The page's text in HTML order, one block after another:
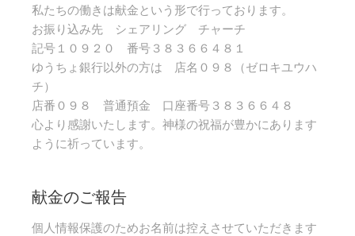
私たちの働きは献金という形で行っております。
お振り込み先 シェアリング チャーチ
記号１０９２０ 番号３８３６６４８１
ゆうちょ銀行以外の方は 店名０９８（ゼロキユウハ
チ）
店番０９８ 普通預金 口座番号３８３６６４８
心より感謝いたします。神様の祝福が豊かにあります
ように祈っています。
献金のご報告
個人情報保護のためお名前は控えさせていただきます